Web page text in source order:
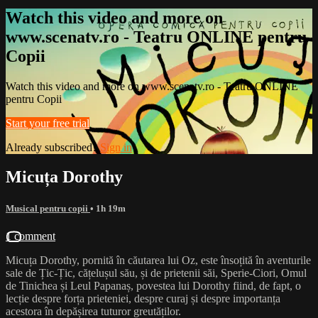
Watch this video and more on
www.scenatv.ro - Teatru ONLINE pentru
Copii
Watch this video and more on www.scenatv.ro - Teatru ONLINE
pentru Copii
Start your free trial
Already subscribed?Sign in
Micuța Dorothy
Musical pentru copii • 1h 19m
1 comment
Micuța Dorothy, pornită în căutarea lui Oz, este însoțită în aventurile
sale de Țic-Țic, cățelușul său, și de prietenii săi, Sperie-Ciori, Omul
de Tinichea și Leul Papanaș, povestea lui Dorothy fiind, de fapt, o
lecție despre forța prieteniei, despre curaj și despre importanța
acestora în depășirea tuturor greutăților.